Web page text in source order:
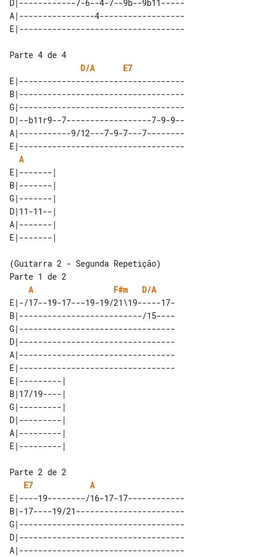
D|------------7-6--4-7--9b--9b11-----
A|----------------4------------------
Parte 4 de 4
D/A
E7
E|-----------------------------------
B|-----------------------------------
G|-----------------------------------
D|--b11r9--7------------------7-9-9--
A|-----------9/12---7-9-7---7--------
E|-----------------------------------
A
E|-------|
B|-------|
G|-------|
D|11-11--|
A|-------|
Parte 1 de 2
A
F#m
D/A
E|-/17--19-17---19-19/21\19-----17-
B|--------------------------/15----
G|---------------------------------
D|---------------------------------
A|---------------------------------
E|---------------------------------
E|---------|
B|17/19----|
G|---------|
D|---------|
A|---------|
Parte 2 de 2
E7
A
E|----19--------/16-17-17------------
B|-17----19/21-----------------------
G|-----------------------------------
D|-----------------------------------
A|-----------------------------------